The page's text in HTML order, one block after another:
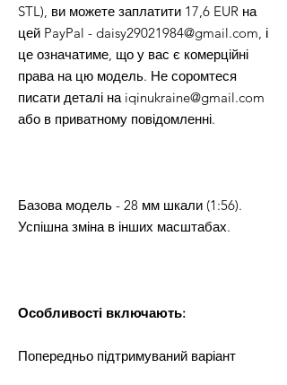
STL), ви можете заплатити 17,6 EUR на
цей PayPal - daisy29021984@gmail.com, і
це означатиме, що у вас є комерційні
права на цю модель. Не соромтеся
писати деталі на iqinukraine@gmail.com
або в приватному повідомленні.
Базова модель - 28 мм шкали (1:56).
Успішна зміна в інших масштабах.
Особливості включають:
Попередньо підтримуваний варіант